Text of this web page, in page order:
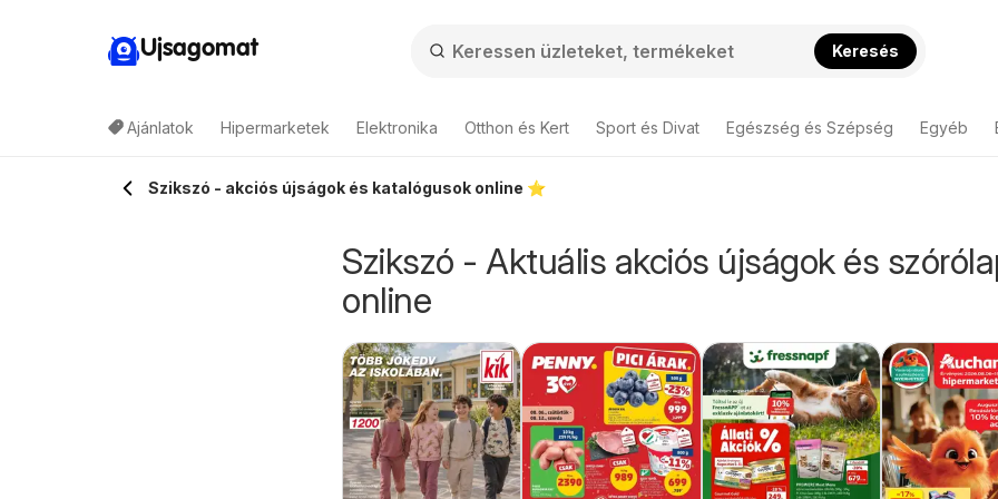
Ujsagomat Keresés
Ajánlatok Hipermarketek Elektronika Otthon és Kert Sport és Divat Egészség és Szépség Egyéb
Szikszó - akciós újságok és katalógusok online ⭐️
Szikszó - Aktuális akciós újságok és
online